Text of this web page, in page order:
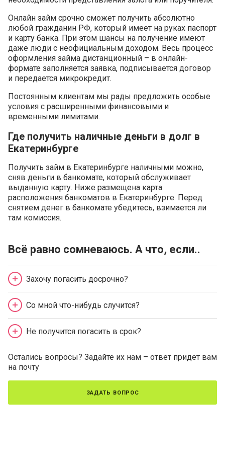
Онлайн займ срочно сможет получить абсолютно
любой гражданин РФ, который имеет на руках паспорт
и карту банка. При этом шансы на получение имеют
даже люди с неофициальным доходом. Весь процесс
оформления займа дистанционный – в онлайн-
формате заполняется заявка, подписывается договор
и передается микрокредит.
Постоянным клиентам мы рады предложить особые
условия с расширенными финансовыми и
временными лимитами.
Где получить наличные деньги в долг в
Екатеринбурге
Получить займ в Екатеринбурге наличными можно,
сняв деньги в банкомате, который обслуживает
выданную карту. Ниже размещена карта
расположения банкоматов в Екатеринбурге. Перед
снятием денег в банкомате убедитесь, взимается ли
там комиссия.
Всё равно сомневаюсь. А что, если..
Захочу погасить досрочно?
Со мной что-нибудь случится?
Не получится погасить в срок?
Остались вопросы? Задайте их нам – ответ придет вам
на почту
задать вопрос